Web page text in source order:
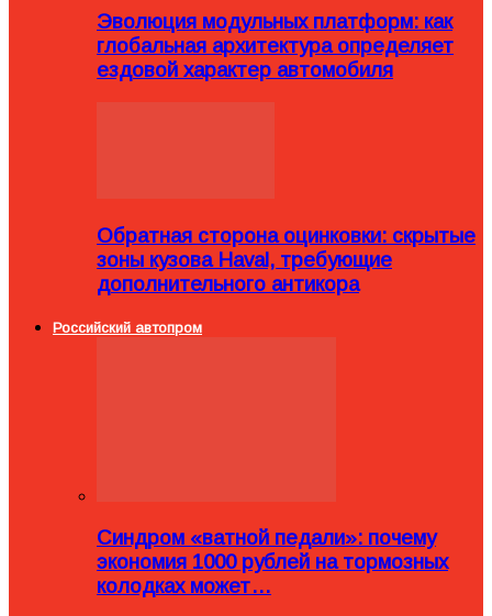
Эволюция модульных платформ: как
глобальная архитектура определяет
ездовой характер автомобиля
Обратная сторона оцинковки: скрытые
зоны кузова Haval, требующие
дополнительного антикора
Российский автопром
Синдром «ватной педали»: почему
экономия 1000 рублей на тормозных
колодках может…